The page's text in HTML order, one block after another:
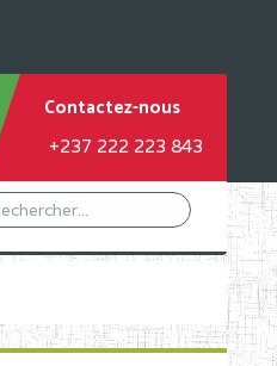
Contactez-nous
+237 222 223 843